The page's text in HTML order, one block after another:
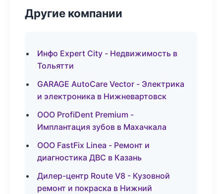
Другие компании
Инфо Expert City - Недвижимость в
Тольятти
GARAGE AutoCare Vector - Электрика
и электроника в Нижневартовск
ООО ProfiDent Premium -
Имплантация зубов в Махачкала
ООО FastFix Linea - Ремонт и
диагностика ДВС в Казань
Дилер-центр Route V8 - Кузовной
ремонт и покраска в Нижний